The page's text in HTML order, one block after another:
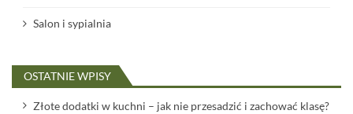
Salon i sypialnia
OSTATNIE WPISY
Złote dodatki w kuchni – jak nie przesadzić i zachować klasę?